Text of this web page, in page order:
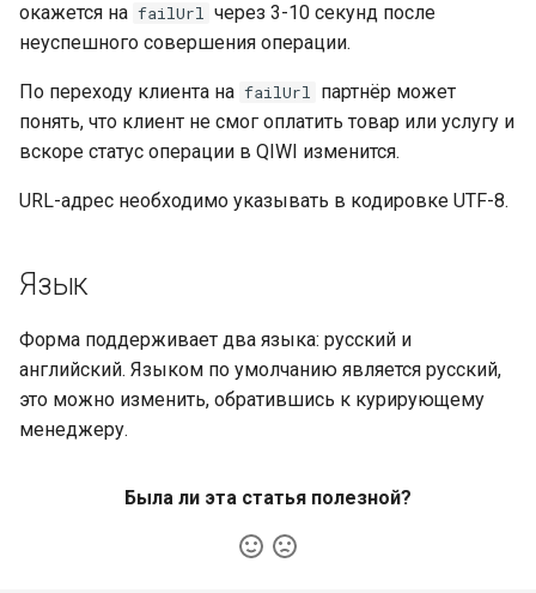
окажется на failUrl через 3-10 секунд после
неуспешного совершения операции.
По переходу клиента на failUrl партнёр может
понять, что клиент не смог оплатить товар или услугу и
вскоре статус операции в QIWI изменится.
URL-адрес необходимо указывать в кодировке UTF-8.
Язык
Форма поддерживает два языка: русский и
английский. Языком по умолчанию является русский,
это можно изменить, обратившись к курирующему
менеджеру.
Была ли эта статья полезной?